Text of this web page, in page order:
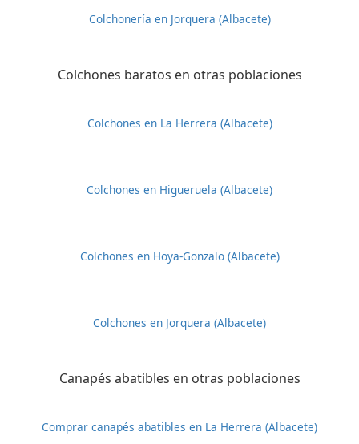
Colchonería en Jorquera (Albacete)
Colchones baratos en otras poblaciones
Colchones en La Herrera (Albacete)
Colchones en Higueruela (Albacete)
Colchones en Hoya-Gonzalo (Albacete)
Colchones en Jorquera (Albacete)
Canapés abatibles en otras poblaciones
Comprar canapés abatibles en La Herrera (Albacete)